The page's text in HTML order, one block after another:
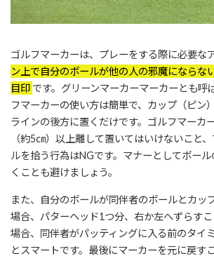
ゴルフマーカーは、プレーをする際に必要なア
ン上で自分のボールが他の人の邪魔にならな
目印です。グリーンマーカーマーカーとも呼
フマーカーの使い方は簡単で、カップ（ピン
ラインの後方に置くだけです。ゴルフマーカ
（約5㎝）以上離して置いてはいけないこと
ルを拾う行為はNGです。マナーとしてボー
くことも避けましょう。
また、自分のボールが同伴者のボールとカッ
場合、パターヘッド1つ分、右か左へずらす
場合、同伴者がパッティングに入る前のタイ
とスマートです。最後にマーカーを元に戻す